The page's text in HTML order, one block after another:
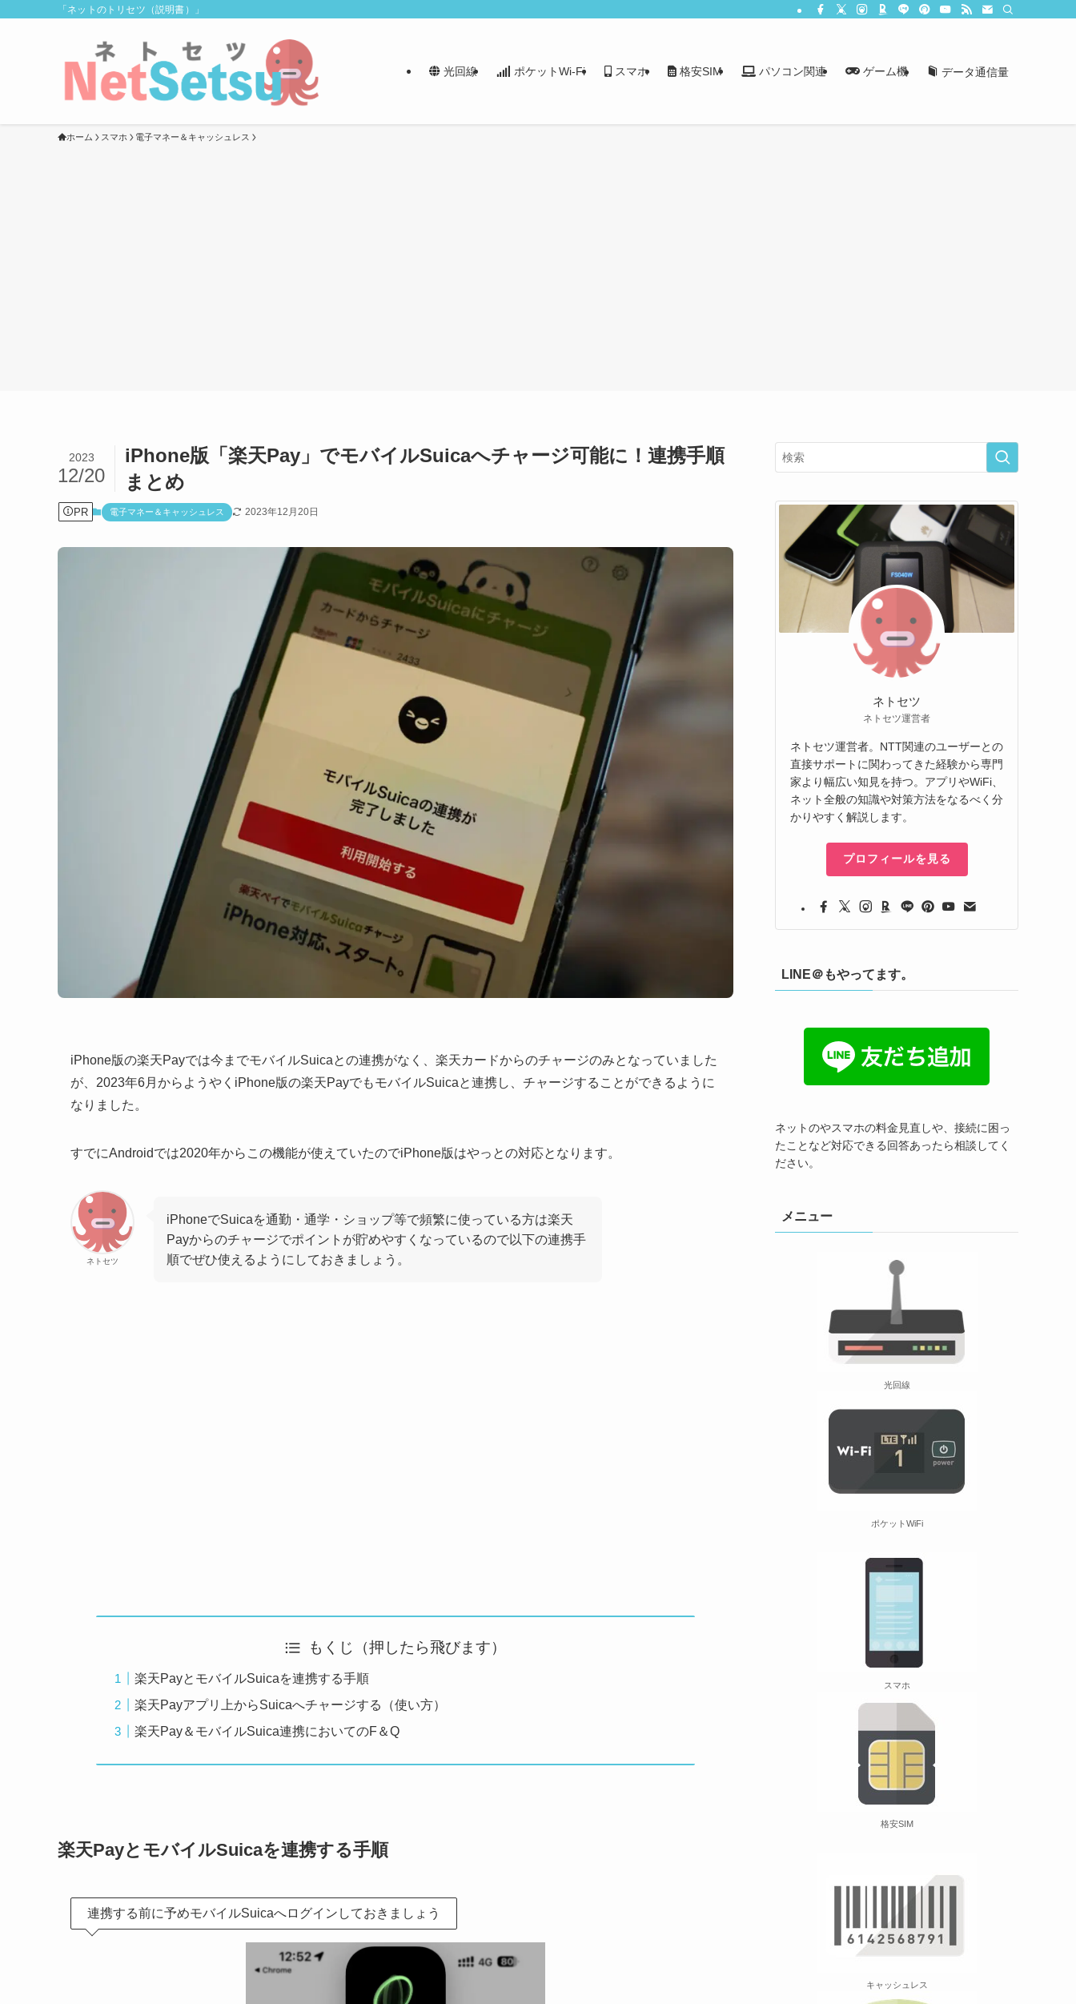
「ネットのトリセツ（説明書）」
光回線 ポケットWi-Fi スマホ 格安SIM パソコン関連 ゲーム機 データ通信量
ホーム スマホ 電子マネー＆キャッシュレス
iPhone版「楽天Pay」でモバイルSuicaへチャージ可能に！連携手順
まとめ
2023
12/20
PR 電子マネー＆キャッシュレス 2023年12月20日
iPhone版の楽天Payでは今までモバイルSuicaとの連携がなく、楽天カードからのチャージのみとなっていました
が、2023年6月からようやくiPhone版の楽天PayでもモバイルSuicaと連携し、チャージすることができるように
なりました。
すでにAndroidでは2020年からこの機能が使えていたのでiPhone版はやっとの対応となります。
ネトセツ
iPhoneでSuicaを通勤・通学・ショップ等で頻繁に使っている方は楽天
Payからのチャージでポイントが貯めやすくなっているので以下の連携手
順でぜひ使えるようにしておきましょう。
もくじ（押したら飛びます）
楽天PayとモバイルSuicaを連携する手順
楽天Payアプリ上からSuicaへチャージする（使い方）
楽天Pay＆モバイルSuica連携においてのF＆Q
楽天PayとモバイルSuicaを連携する手順
連携する前に予めモバイルSuicaへログインしておきましょう
ネトセツ
ネトセツ運営者
ネトセツ運営者。NTT関連のユーザーとの
直接サポートに関わってきた経験から専門
家より幅広い知見を持つ。アプリやWiFi、
ネット全般の知識や対策方法をなるべく分
かりやすく解説します。
プロフィールを見る
LINE＠もやってます。
ネットのやスマホの料金見直しや、接続に困っ
たことなど対応できる回答あったら相談してく
ださい。
メニュー
光回線
ポケットWiFi
スマホ
格安SIM
キャッシュレス